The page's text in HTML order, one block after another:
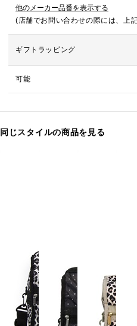
他のメーカー品番を表示する
(店舗でお問い合わせの際には、上
ギフトラッピング
可能
同じスタイルの商品を見る